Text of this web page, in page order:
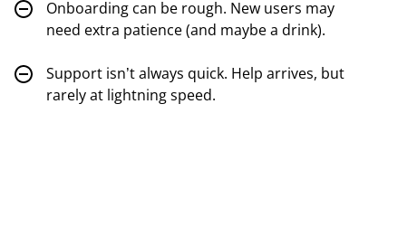
Onboarding can be rough. New users may
need extra patience (and maybe a drink).
Support isn’t always quick. Help arrives, but
rarely at lightning speed.